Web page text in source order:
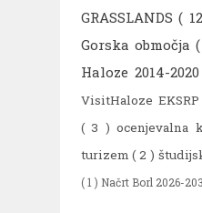
GRASSLANDS (
Gorska območja
Haloze 2014-2020
VisitHaloze
( 3 )ocenjevalna
turizem( 2 )
( 1 ) Načrt Borl 2026-